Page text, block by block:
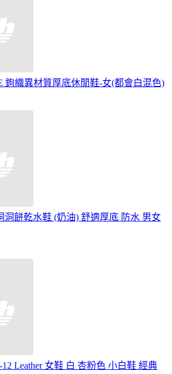
鉤織異材質厚底休閒鞋-女(都會白混色)
洞餅乾水鞋 (奶油) 舒適厚底 防水 男女
Leather 女鞋 白 杏粉色 小白鞋 經典